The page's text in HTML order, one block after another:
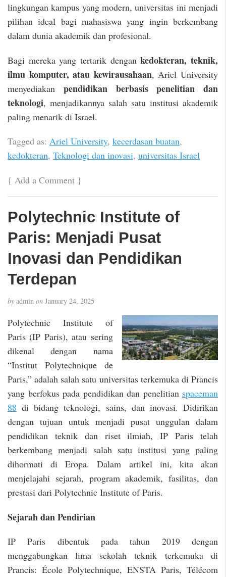
lingkungan kampus yang modern, universitas ini menjadi
pilihan ideal bagi mahasiswa yang ingin berkembang
dalam dunia akademik dan profesional.
Bagi mereka yang tertarik dengankedokteran, teknik,
ilmu komputer, atau kewirausahaan, Ariel University
menyediakan pendidikan berbasis penelitian dan
teknologi, menjadikannya salah satu institusi akademik
paling menarik di Israel.
Tagged as: Ariel University, kecerdasan buatan,
kedokteran, Teknologi dan inovasi, universitas Israel
{ Add a Comment }
Polytechnic Institute of
Paris: Menjadi Pusat
Inovasi dan Pendidikan
Terdepan
by admin on January 24, 2025
Polytechnic Institute of
Paris (IP Paris), atau sering
dikenal dengan nama
“Institut Polytechnique de
Paris,” adalah salah satu universitas terkemuka di Prancis
yang berfokus pada pendidikan dan penelitian spaceman
88 di bidang teknologi, sains, dan inovasi. Didirikan
dengan tujuan untuk menjadi pusat unggulan dalam
pendidikan teknik dan riset ilmiah, IP Paris telah
berkembang menjadi salah satu institusi yang paling
dihormati di Eropa. Dalam artikel ini, kita akan
menjelajahi sejarah, program akademik, fasilitas, dan
prestasi dari Polytechnic Institute of Paris.
Sejarah dan Pendirian
IP Paris dibentuk pada tahun 2019 dengan
menggabungkan lima sekolah teknik terkemuka di
Prancis: École Polytechnique, ENSTA Paris, Télécom